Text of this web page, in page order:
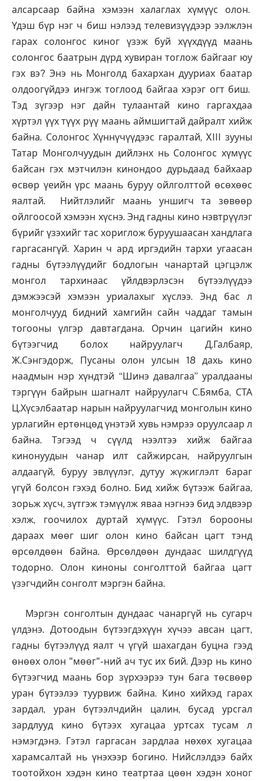
алсарсаар байна хэмээн халаглах хүмүүс олон.
Үдэш бүр нэг ч биш нэлээд телевизүүдээр ээлжлэн
гарах солонгос киног үзэж буй хүүхдүүд маань
солонгос баатрын дүрд хувиран тоглож байгааг юу
гэх вэ? Энэ нь Монголд бахархан дууриах баатар
олдоогүйдээ ингэж тоглоод байгаа хэрэг огт биш.
Тэд зүгээр нэг дайн тулаантай кино гаргахдаа
хүртэл үүх түүх рүү маань аймшигтай дайралт хийж
байна. Солонгос Хүннүчүүдээс гаралтай, XIII зууны
Татар Монголчуудын дийлэнх нь Солонгос хүмүүс
байсан гэх мэтчилэн кинондоо дурьдаад байхаар
өсвөр үеийн үрс маань буруу ойлголттой өсөхөөс
яалтай. Нийтлэлийг маань уншигч та зөвөөр
ойлгоосой хэмээн хүснэ. Энд гадны кино нэвтрүүлэг
бүрийг үзэхийг тас хориглож буруушаасан хандлага
гаргасангүй. Харин ч ард иргэдийн тархи угаасан
гадны бүтээлүүдийг бодлогын чанартай цэгцэлж
монгол тархинаас үйлдвэрлэсэн бүтээлүүдээ
дэмжээсэй хэмээн уриалахыг хүслээ. Энд бас л
монголчууд бидний хамгийн сайн чаддаг тамын
тогооны үлгэр давтагдана. Орчин цагийн кино
бүтээгчид болох найруулагч Д.Галбаяр,
Ж.Сэнгэдорж, Пусаны олон улсын 18 дахь кино
наадмын нэр хүндтэй “Шинэ давалгаа” уралдааны
тэргүүн байрын шагналт найруулагч С.Бямба, СТА
Ц.Хүсэлбаатар нарын найруулагчид монголын кино
урлагийн ертөнцөд үнэтэй хувь нэмрээ оруулсаар л
байна. Тэгээд ч сүүлд нээлтээ хийж байгаа
кинонуудын чанар илт сайжирсан, найруулгын
алдаагүй, буруу эвлүүлэг, дутуу жүжиглэлт бараг
үгүй болсон гэхэд болно. Бид хийж бүтээж байгаа,
зорьж хүсч, зүтгэж тэмүүлж яваа нэгнээ бид элдвээр
хэлж, гоочилох дуртай хүмүүс. Гэтэл борооны
дараах мөөг шиг олон кино байсан цагт тэнд
өрсөлдөөн байна. Өрсөлдөөн дундаас шилдгүүд
тодорно. Олон киноны сонголттой байгаа цагт
үзэгчдийн сонголт мэргэн байна.
Мэргэн сонголтын дундаас чанаргүй нь сугарч
үлдэнэ. Дотоодын бүтээгдэхүүн хүчээ авсан цагт,
гадны бүтээлүүд яалт ч үгүй шахагдан буцна гээд
өнөөх олон "мөөг"-ний ач тус их бий. Дээр нь кино
бүтээгчид маань бор зүрхээрээ тун бага төсвөөр
уран бүтээлээ туурвиж байна. Кино хийхэд гарах
зардал, уран бүтээлчдийн цалин, бусад урсгал
зардлууд кино бүтээх хугацаа уртсах тусам л
нэмэгдэнэ. Гэтэл гаргасан зардлаа нөхөх хугацаа
харамсалтай нь үнэхээр богино. Нийслэлдээ байх
тоотойхон хэдэн кино театртаа цөөн хэдэн хоног